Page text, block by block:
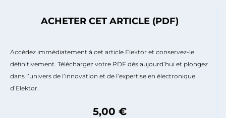
ACHETER CET ARTICLE (PDF)
Accédez immédiatement à cet article Elektor et conservez-le
définitivement. Téléchargez votre PDF dès aujourd’hui et plongez
dans l’univers de l’innovation et de l’expertise en électronique
d’Elektor.
5,00 €